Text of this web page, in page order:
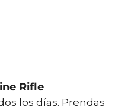
Rifle
los días. Prendas